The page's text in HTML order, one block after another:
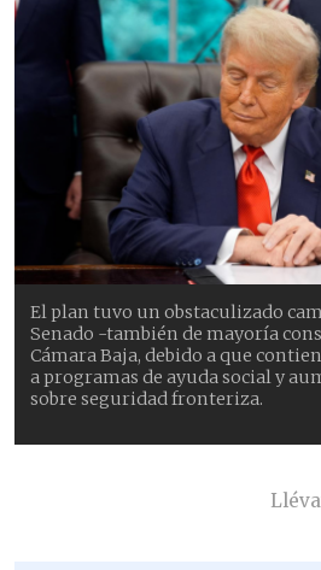
El plan tuvo un obstaculizado
Senado -también de mayoría
Cámara Baja, debido a que
a programas de ayuda social y
sobre seguridad fronteriza.